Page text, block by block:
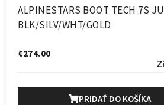
ALPINESTARS BOOT TECH 7S
BLK/SILV/WHT/GOLD
€274.00
PRIDAŤ DO KOŠÍKA